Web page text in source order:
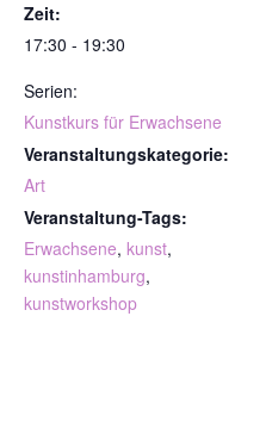
Zeit:
17:30 - 19:30
Serien:
Kunstkurs für Erwachsene
Veranstaltungskategorie:
Art
Veranstaltung-Tags:
Erwachsene, kunst,
kunstinhamburg,
kunstworkshop